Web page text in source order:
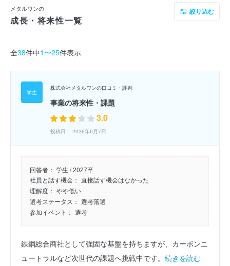
メタルワンの
成長・将来性一覧
絞り込む
全38件中1〜25件表示
株式会社メタルワンの口コミ・評判
事業の将来性・課題
3.0
投稿日： 2026年6月7日
回答者： 学生 / 2027卒
社員と話す機会： 直接話す機会はなかった
理解度： やや低い
選考ステータス： 選考落選
参加イベント： 選考
鉄鋼総合商社として強固な基盤を持ちますが、カーボンニ
ュートラルなど次世代の課題へ挑戦中です。 続きを読む